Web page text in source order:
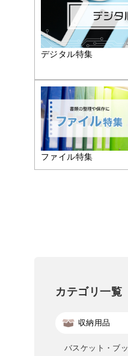
デジタル特集
ファイル特集
カテゴリ一覧
収納用品
バスケット・ブ